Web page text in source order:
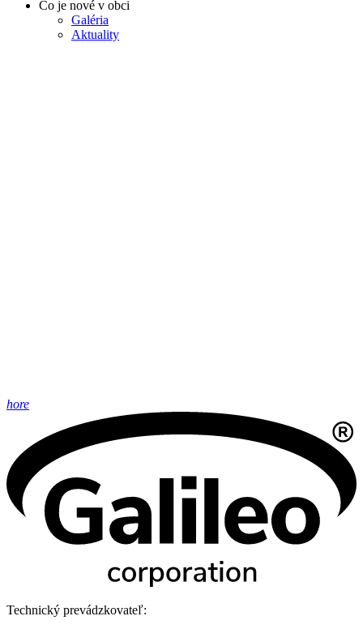
Čo je nové v obci
Galéria
Aktuality
hore
Technický prevádzkovateľ: